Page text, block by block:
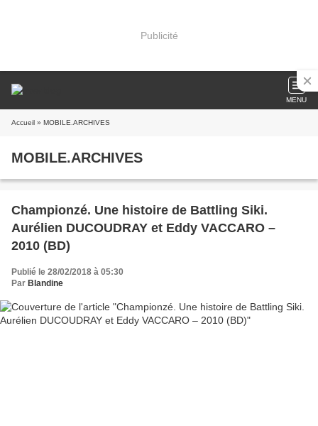
Publicité
MENU
Accueil » MOBILE.ARCHIVES
MOBILE.ARCHIVES
Championzé. Une histoire de Battling Siki.
Aurélien DUCOUDRAY et Eddy VACCARO –
2010 (BD)
Publié le 28/02/2018 à 05:30
Par Blandine